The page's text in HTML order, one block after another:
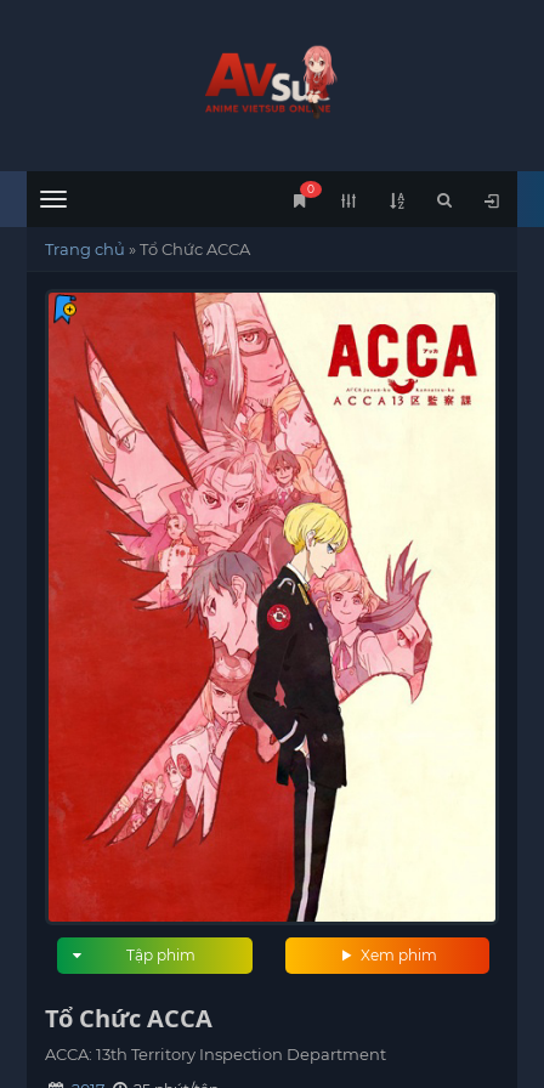
Menu
0
Trang chủ »Tổ Chức ACCA
Xem phim
Tập phim
Tổ Chức ACCA
ACCA: 13th Territory Inspection Department